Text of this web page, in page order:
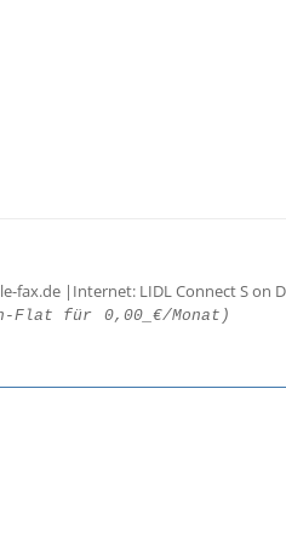
fax.de |Internet: LIDL Connect S on
Flat für 0,00_€/Monat)